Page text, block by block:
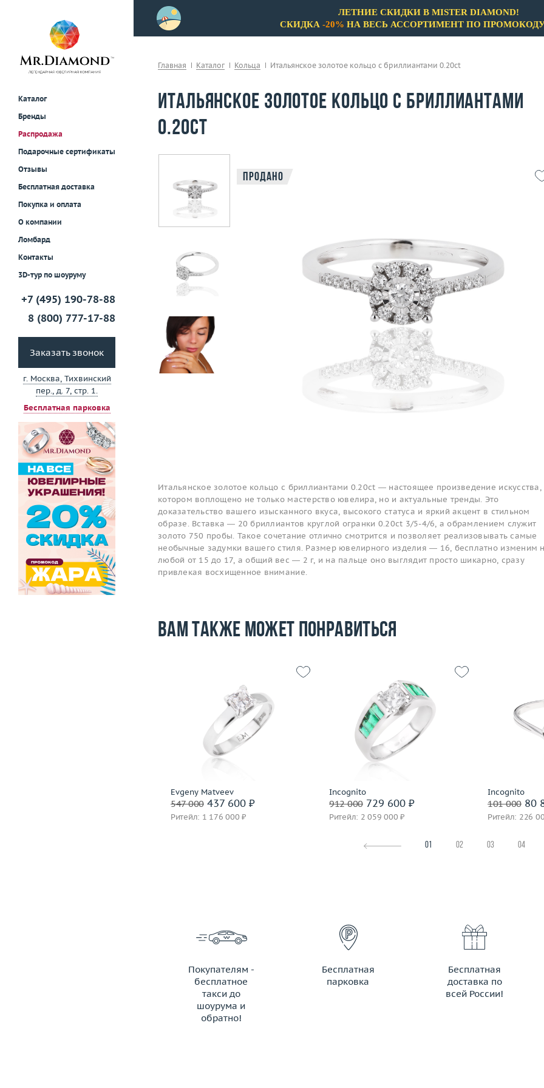
Каталог
Бренды
Распродажа
Подарочные сертификаты
Отзывы
Бесплатная доставка
Покупка и оплата
О компании
Ломбард
Контакты
3D-тур по шоуруму
+7 (495) 190-78-88
8 (800) 777-17-88
Заказать звонок
г. Москва, Тихвинский
пер., д. 7, стр. 1.
Бесплатная парковка
примерки!
ЛЕТНИЕ СКИДКИ В MISTER DIAMOND!
СКИДКА -20% НА ВЕСЬ АССОРТИМЕНТ ПО
Главная Каталог Кольца Итальянское золотое кольцо с бриллиантами 0.20ct
Итальянское золотое кольцо с бриллиантами
0.20ct
Продано
Итальянское золотое кольцо с бриллиантами 0.20ct — настоящее произведение искусства,
котором воплощено не только мастерство ювелира, но и актуальные тренды. Это
доказательство вашего изысканного вкуса, высокого статуса и яркий акцент в стильном
образе. Вставка — 20 бриллиантов круглой огранки 0.20ct 3/5-4/6, а обрамлением служит
золото 750 пробы. Такое сочетание отлично смотрится и позволяет реализовывать самые
необычные задумки вашего стиля. Размер ювелирного изделия — 16, бесплатно изменим
любой от 15 до 17, а общий вес — 2 г, и на пальце оно выглядит просто шикарно, сразу
привлекая восхищенное внимание.
Вам также может понравиться
Evgeny Matveev
547 000437 600 ₽
Ритейл: 1 176 000 ₽
Материал
золото 750 пробы
Incognito
912 000729 600 ₽
Ритейл: 2 059 000 ₽
Размер
Вес (г)
Материал
золото 750 пробы
Подробнее
Incognito
101 00080
Ритейл: 226
Вес (г)
Материал
01 02 03 04
Покупателям -
бесплатное
такси до
шоурума и
обратно!
ЗАКАЗАТЬ ТАКСИ
Бесплатная
парковка
Бесплатная
доставка по
всей России!